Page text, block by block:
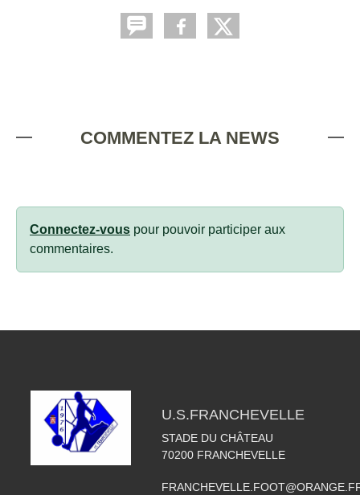
COMMENTEZ LA NEWS
Connectez-vous pour pouvoir participer aux
commentaires.
U.S.FRANCHEVELLE
STADE DU CHÂTEAU
70200 FRANCHEVELLE